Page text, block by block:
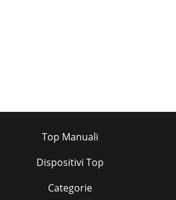
Top Manuali
Dispositivi Top
Categorie